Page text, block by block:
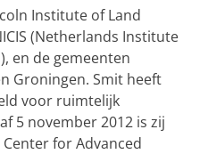
Institute of Land
(Netherlands Institute
en de gemeenten
Groningen. Smit heeft
voor ruimtelijk
5 november 2012 is zij
for Advanced